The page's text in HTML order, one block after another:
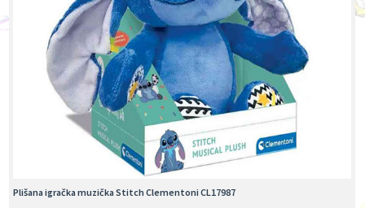
Plišana igračka muzička Stitch Clementoni CL17987